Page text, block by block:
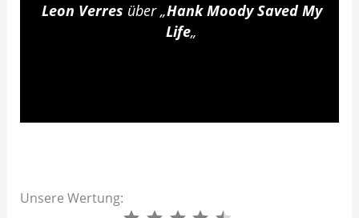
Leon Verres über „Hank Moody Saved My
Life„
Unsere Wertung:
⭐⭐⭐⭐ ⭐